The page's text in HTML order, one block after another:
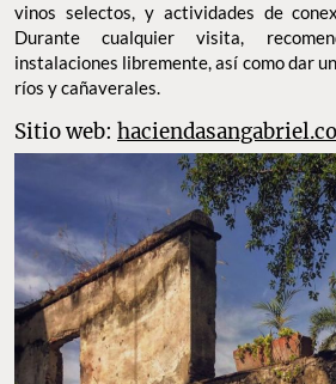
vinos selectos, y actividades de
Durante cualquier visita,
instalaciones libremente, así como dar
ríos y cañaverales.
Sitio web: